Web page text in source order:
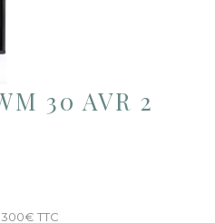
30 AVR 2
TTC